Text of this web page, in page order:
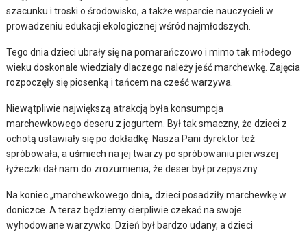
szacunku i troski o środowisko, a także wsparcie nauczycieli w
prowadzeniu edukacji ekologicznej wśród najmłodszych.
Tego dnia dzieci ubrały się na pomarańczowo i mimo tak młodego
wieku doskonale wiedziały dlaczego należy jeść marchewkę. Zajęcia
rozpoczęły się piosenką i tańcem na cześć warzywa.
Niewątpliwie największą atrakcją była konsumpcja
marchewkowego deseru z jogurtem. Był tak smaczny, że dzieci z
ochotą ustawiały się po dokładkę. Nasza Pani dyrektor też
spróbowała, a uśmiech na jej twarzy po spróbowaniu pierwszej
łyżeczki dał nam do zrozumienia, że deser był przepyszny.
Na koniec „marchewkowego dnia„ dzieci posadziły marchewkę w
doniczce. A teraz będziemy cierpliwie czekać na swoje
wyhodowane warzywko. Dzień był bardzo udany, a dzieci